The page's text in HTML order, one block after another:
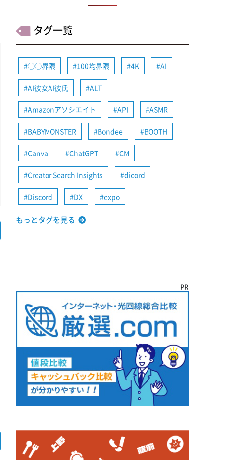
タグ一覧
◯◯界隈 100均界隈 4K AI
AI彼女AI彼氏 ALT
Amazonアソシエイト API ASMR
BABYMONSTER Bondee BOOTH
Canva ChatGPT CM
Creator Search Insights dicord
Discord DX expo
もっとタグを見る
PR